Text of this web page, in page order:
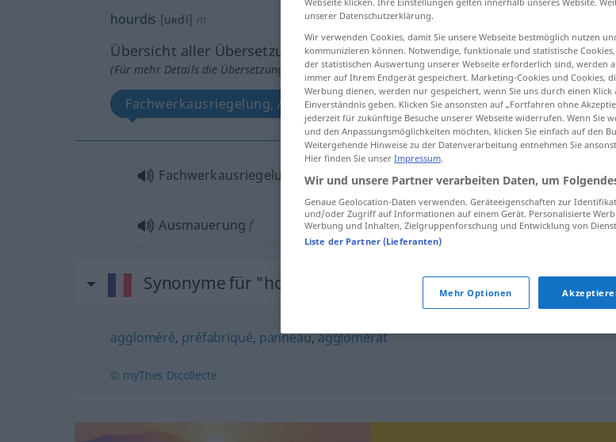
hourdis [uʀdi] m
Übersicht aller Übersetzungen
(Für mehr Details die Übersetzung anklicken/antippen)
Fachwerkausriegelung, Ausmauerung
Fachwerkausriegelung f hourdis CONSTR
Ausmauerung f hourdis
Synonyme für "hourdis"
aggloméré, préfabriqué, panneau,agglomérat
© myThes Dicollecte
unserer Datenschutzerklärung.
Wir verwenden Cookies, damit Sie unsere Webseite bestmöglich nutzen
kommunizieren können. Notwendige, funktionale und statistische
der statistischen Auswertung unserer Webseite erforderlich sind, werden
immer auf Ihrem Endgerät gespeichert. Marketing-Cookies und Cookies,
Werbung dienen, werden nur gespeichert, wenn Sie uns durch einen
Einverständnis geben. Klicken Sie ansonsten auf „Fortfahren ohne
jederzeit für zukünftige Besuche unserer Webseite widerrufen. Wenn Sie
und den Anpassungsmöglichkeiten möchten, klicken Sie einfach auf den
Weitergehende Hinweise zu der Datenverarbeitung entnehmen Sie
Hier finden Sie unser Impressum.
Wir und unsere Partner verarbeiten Daten, um
Genaue Geolocation-Daten verwenden. Geräteeigenschaften zur
und/oder Zugriff auf Informationen auf einem Gerät. Personalisierte
Werbung und Inhalten, Zielgruppenforschung und Entwicklung von
Liste der Partner (Lieferanten)
Mehr Optionen